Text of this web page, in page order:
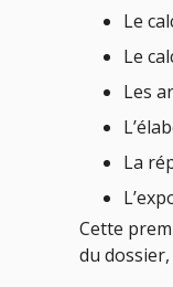
Le
Le
Les
La
Cette
du